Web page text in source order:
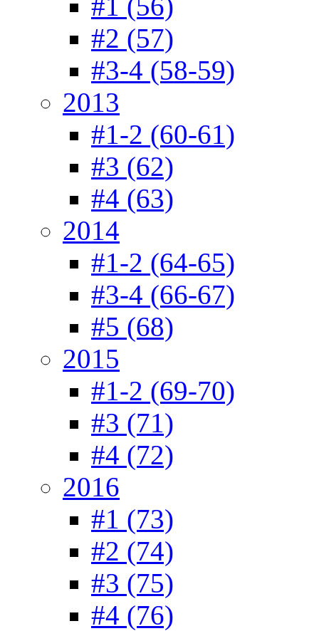
#2 (57)
#3-4 (58-59)
2013
#1-2 (60-61)
#3 (62)
#4 (63)
2014
#1-2 (64-65)
#3-4 (66-67)
#5 (68)
2015
#1-2 (69-70)
#3 (71)
#4 (72)
2016
#1 (73)
#2 (74)
#3 (75)
#4 (76)